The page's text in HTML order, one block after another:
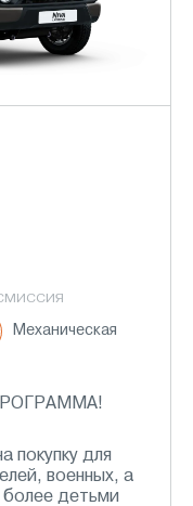
Механическая
покупку для
военных, а
детьми